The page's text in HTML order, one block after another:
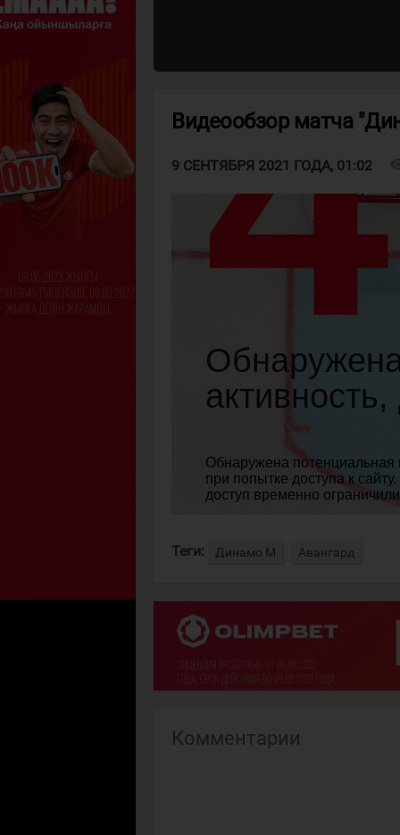
Видеообзор матча
9 СЕНТЯБРЯ 2021 ГОДА, 01:02
Теги: Динамо М Авангард
Комментарии